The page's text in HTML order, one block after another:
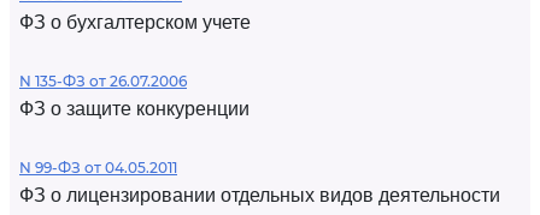
ФЗ о бухгалтерском учете
N 135-ФЗ от 26.07.2006
ФЗ о защите конкуренции
N 99-ФЗ от 04.05.2011
ФЗ о лицензировании отдельных видов деятельности